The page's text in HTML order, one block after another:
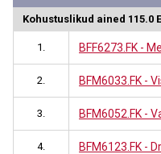
Kohustuslikud ained 115.0
1. BFF6273.FK -
2. BFM6033.FK -
3. BFM6052.FK -
4. BFM6123.FK -